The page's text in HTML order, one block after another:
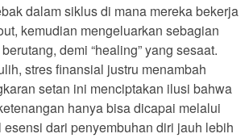
dalam siklus di mana mereka bekerja
kemudian mengeluarkan sebagian
demi “healing” yang sesaat.
stres finansial justru menambah
setan ini menciptakan ilusi bahwa
hanya bisa dicapai melalui
dari penyembuhan diri jauh lebih